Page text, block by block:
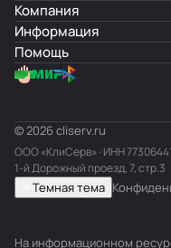
Компания
Информация
Помощь
© 2026 cliserv.ru
ООО «КлиСерв» · ИНН
1-й Дорожный проезд, 7, стр.3
Темная тема
На информационном